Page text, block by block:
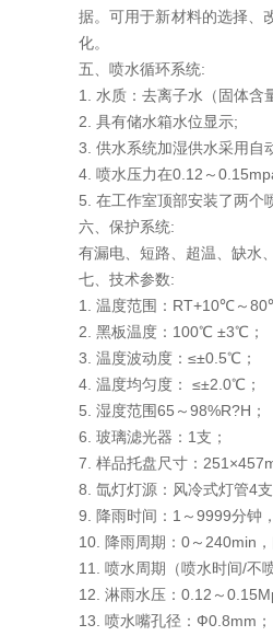
据。可用于新材料的选择、
化。
五、喷水循环系统:
1. 水质：去离子水（固体含
2. 具有储水箱水位显示;
3. 供水系统加湿供水采用自
4. 喷水压力在0.12～
5. 在工作室顶部安装了两个
六、保护系统:
有漏电、短路、超温、缺水
七、技术参数:
1. 温度范围：RT+10℃～
2. 黑板温度：100℃ ±3℃；
3. 温度波动度：≤±0.5℃；
4. 温度均匀度： ≤±2.0℃；
5. 湿度范围65～98%R?H；
6. 玻璃滤光器：1支；
7. 样品托盘尺寸：
8. 氙灯灯源：风冷式灯管4支
9. 降雨时间：1～9999分钟
10. 降雨周期：0～240min
11. 喷水周期（喷水时间/不
12. 淋雨水压：0.12～
13. 喷水嘴孔径：Ф0.8mm；